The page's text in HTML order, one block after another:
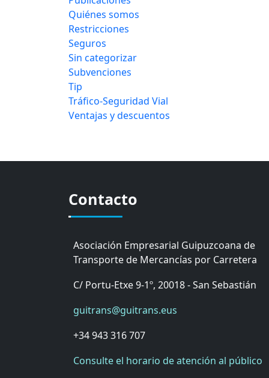
Quiénes somos
Restricciones
Seguros
Sin categorizar
Subvenciones
Tip
Tráfico-Seguridad Vial
Ventajas y descuentos
Contacto
Asociación Empresarial Guipuzcoana de
Transporte de Mercancías por Carretera
C/ Portu-Etxe 9-1º, 20018 - San Sebastián
guitrans@guitrans.eus
+34 943 316 707
Consulte el horario de atención al público